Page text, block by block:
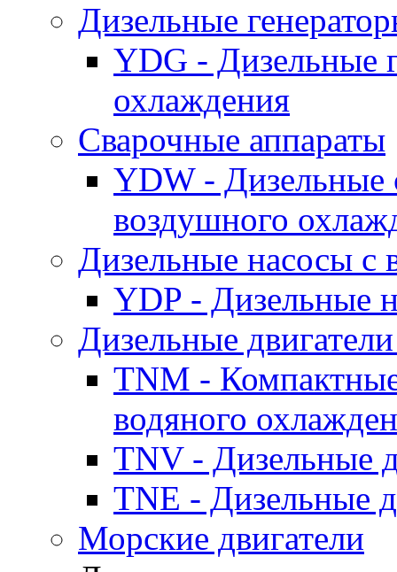
Дизельные
YDG - Дизельные
охлаждения
Cварочные аппараты
YDW - Дизельные
воздушного
Дизельные насосы
YDP - Дизельные
Дизельные
TNM -
водяного
TNV - Дизельные
TNE - Дизельные
Морские двигатели